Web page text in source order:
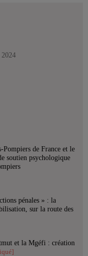
Pompiers de France et le
soutien psychologique
pénales » : la
sur la route des
et la Mgéfi : création